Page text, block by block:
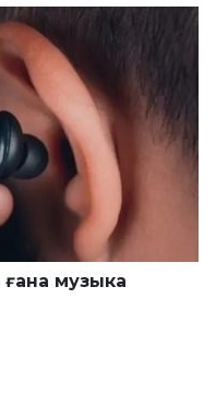
ғана музыка